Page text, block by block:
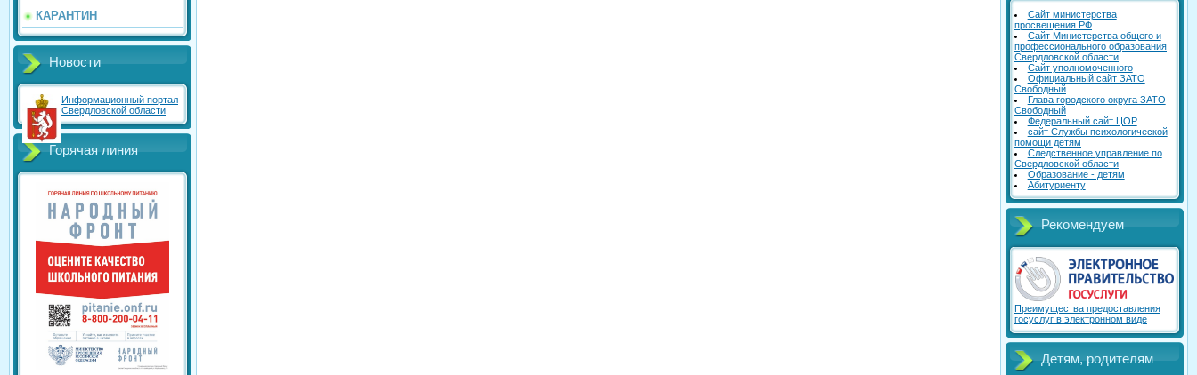
КАРАНТИН
Новости
Информационный портал
Свердловской области
Горячая линия
Сайт министерства
просвещения РФ
Сайт Министерства общего и
профессионального образования
Свердловской области
Сайт уполномоченного
Официальный сайт ЗАТО
Свободный
Глава городского округа ЗАТО
Свободный
Федеральный сайт ЦОР
сайт Службы психологической
помощи детям
Следственное управление по
Свердловской области
Образование - детям
Абитуриенту
Рекомендуем
Преимущества предоставления
госуслуг в электронном виде
Детям, родителям